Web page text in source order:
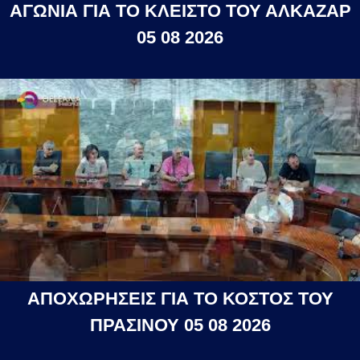
ΑΓΩΝΙΑ ΓΙΑ ΤΟ ΚΛΕΙΣΤΟ ΤΟΥ ΑΛΚΑΖΑΡ
05 08 2026
ΑΠΟΧΩΡΗΣΕΙΣ ΓΙΑ ΤΟ ΚΟΣΤΟΣ ΤΟΥ
ΠΡΑΣΙΝΟΥ 05 08 2026